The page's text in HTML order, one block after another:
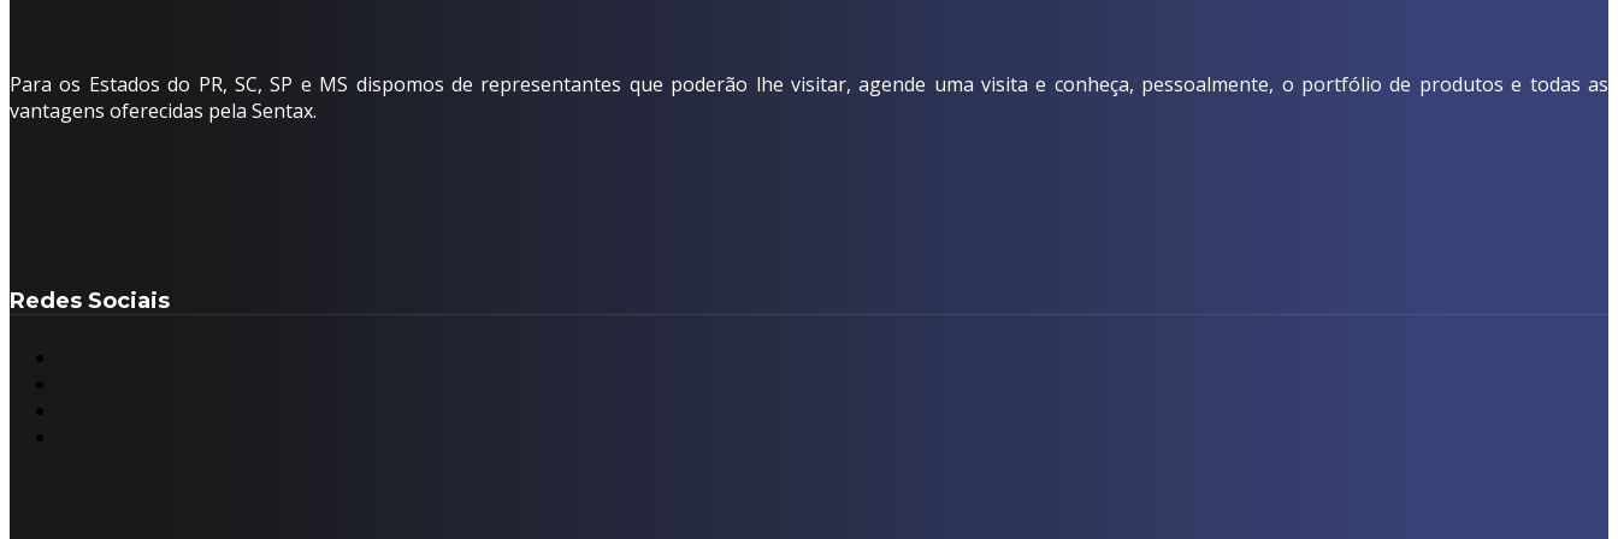
Para os Estados do PR, SC, SP e MS dispomos de representantes que poderão lhe visitar, agende uma visita e conheça, pessoalmente, o portfólio de produtos e todas as
vantagens oferecidas pela Sentax.
Redes Sociais